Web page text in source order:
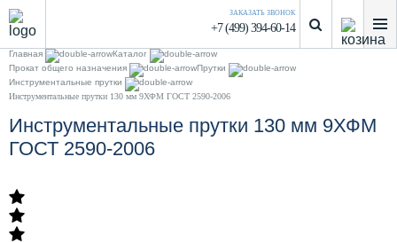
ЗАКАЗАТЬ ЗВОНОК
+7 (499) 394-60-14
Главная
Каталог
Прокат общего назначения
Прутки
Инструментальные прутки
Инструментальные прутки 130 мм 9ХФМ ГОСТ 2590-2006
Инструментальные прутки 130 мм 9ХФМ
ГОСТ 2590-2006